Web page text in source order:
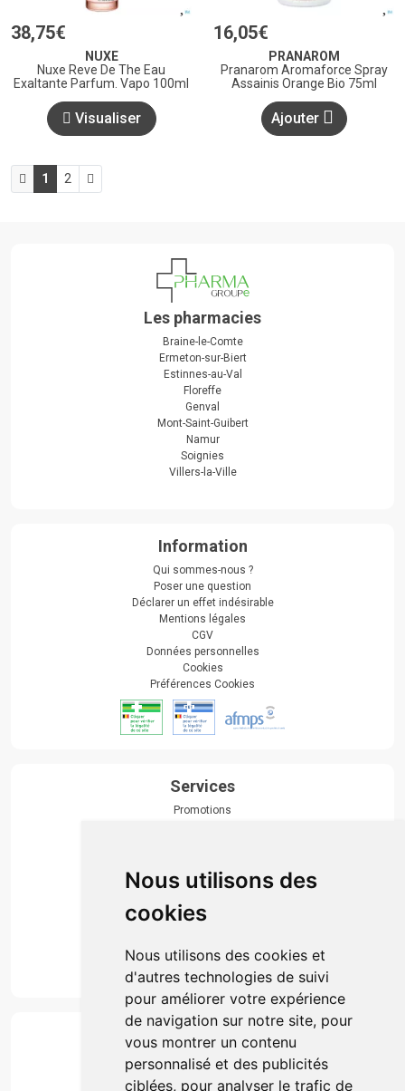
Nous utilisons des
cookies
Nous utilisons des cookies et
d'autres technologies de suivi
pour améliorer votre expérience
de navigation sur notre site, pour
vous montrer un contenu
personnalisé et des publicités
ciblées, pour analyser le trafic de
38,75€
NUXE
Nuxe Reve De The Eau
Exaltante Parfum. Vapo 100ml
Visualiser
16,05€
PRANAROM
Pranarom Aromaforce Spray
Assainis Orange Bio 75ml
Ajouter
1 2
Les pharmacies
Braine-le-Comte
Ermeton-sur-Biert
Estinnes-au-Val
Floreffe
Genval
Mont-Saint-Guibert
Namur
Soignies
Villers-la-Ville
Information
Qui sommes-nous ?
Poser une question
Déclarer un effet indésirable
Mentions légales
CGV
Données personnelles
Cookies
Préférences Cookies
Services
Promotions
Actualités & conseils
Événements
Marques
Suivez-nous
Paiement
Simple, rapide et 100% sécurisé